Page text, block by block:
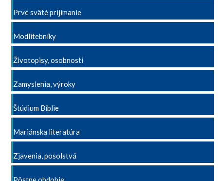
Prvé sväté prijímanie
Modlitebníky
Životopisy, osobnosti
Zamyslenia, výroky
Štúdium Biblie
Mariánska literatúra
Zjavenia, posolstvá